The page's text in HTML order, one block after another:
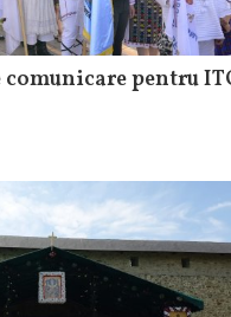
comunicare pentru